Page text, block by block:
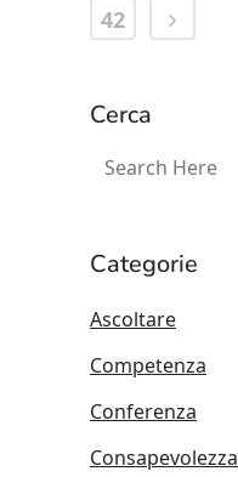
42
Cerca
Categorie
Ascoltare
Competenza
Conferenza
Consapevolezza